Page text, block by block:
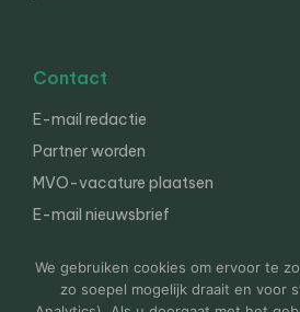
Contact
E-mail redactie
Partner worden
MVO-vacature plaatsen
E-mail nieuwsbrief
We gebruiken cookies om ervoor te
zo soepel mogelijk draait en voor